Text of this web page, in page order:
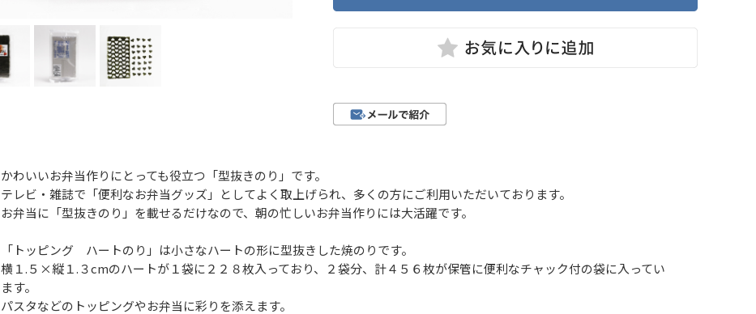
かわいいお弁当作りにとっても役立つ「型抜きのり」です。
テレビ・雑誌で「便利なお弁当グッズ」としてよく取上げられ、多くの方にご利用いただいております。
お弁当に「型抜きのり」を載せるだけなので、朝の忙しいお弁当作りには大活躍です。
「トッピング ハートのり」は小さなハートの形に型抜きした焼のりです。
横１.５×縦１.３cmのハートが１袋に２２８枚入っており、２袋分、計４５６枚が保管に便利なチャック付の袋に入ってい
ます。
パスタなどのトッピングやお弁当に彩りを添えます。